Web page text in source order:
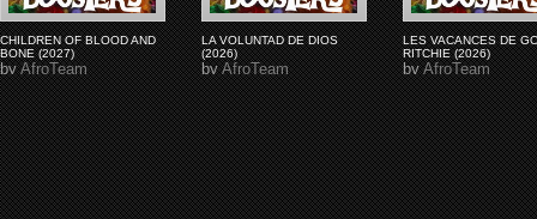
CHILDREN OF BLOOD AND
BONE (2027)
byAfroTeam
LA VOLUNTAD DE DIOS
(2026)
byAfroTeam
LES VACANCES DE
RITCHIE (2026)
byAfroTeam